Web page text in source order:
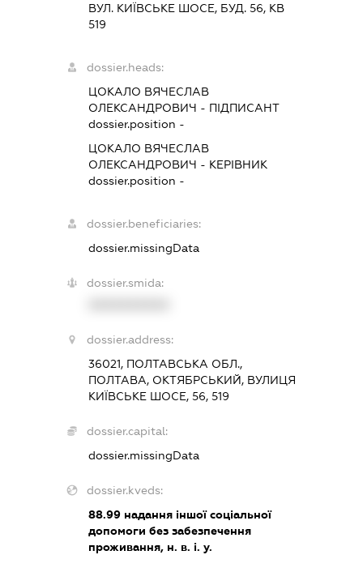
ВУЛ. КИЇВСЬКЕ ШОСЕ, БУД. 56, КВ
519
dossier.heads:
ЦОКАЛО ВЯЧЕСЛАВ
ОЛЕКСАНДРОВИЧ - ПІДПИСАНТ
dossier.position -
ЦОКАЛО ВЯЧЕСЛАВ
ОЛЕКСАНДРОВИЧ - КЕРІВНИК
dossier.position -
dossier.beneficiaries:
dossier.missingData
dossier.smida:
dossier.address:
36021, ПОЛТАВСЬКА ОБЛ.,
ПОЛТАВА, ОКТЯБРСЬКИЙ, ВУЛИЦЯ
КИЇВСЬКЕ ШОСЕ, 56, 519
dossier.capital:
dossier.missingData
dossier.kveds:
88.99 надання іншої соціальної
допомоги без забезпечення
проживання, н. в. і. у.